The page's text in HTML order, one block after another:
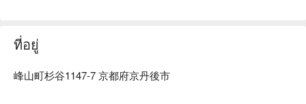
light batter, bringing out the flavor of the ingredients. In
particular, the seasonal kushiage, which uses ingredients in
for each ingredient. While you can casually enjoy a drink with
ที่อยู่
峰山町杉谷1147-7 京都府京丹後市